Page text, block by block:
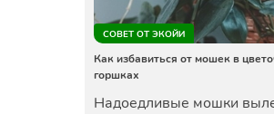
СОВЕТ ОТ ЭКОЙИ
Как избавиться от мошек в
горшках
Надоедливые мошки